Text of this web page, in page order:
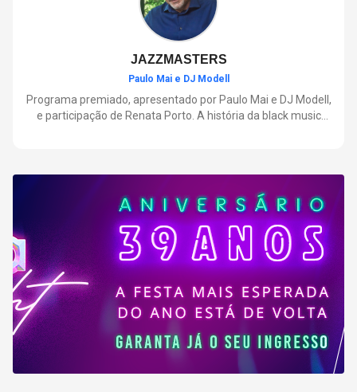
JAZZMASTERS
Paulo Mai e DJ Modell
Programa premiado, apresentado por Paulo Mai e DJ Modell,
e participação de Renata Porto. A história da black music